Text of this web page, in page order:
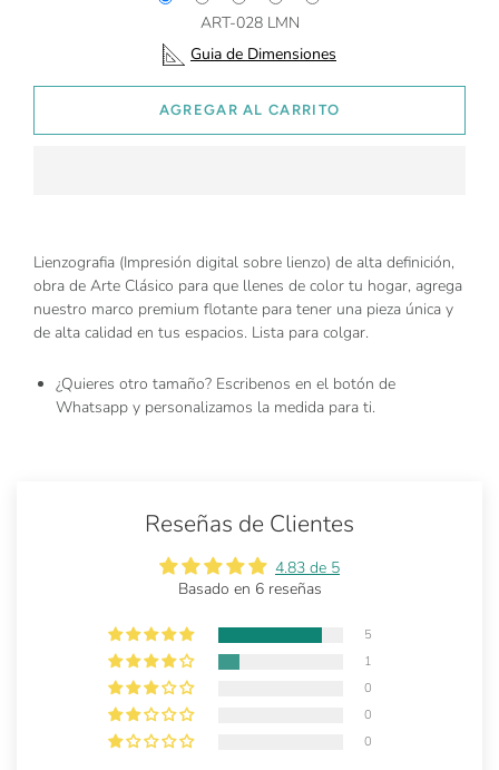
ART-028 LMN
Guia de Dimensiones
AGREGAR AL CARRITO
Lienzografia (Impresión digital sobre lienzo) de alta definición,
obra de Arte Clásico para que llenes de color tu hogar, agrega
nuestro marco premium flotante para tener una pieza única y
de alta calidad en tus espacios. Lista para colgar.
¿Quieres otro tamaño? Escribenos en el botón de
Whatsapp y personalizamos la medida para ti.
Reseñas de Clientes
4.83 de 5
Basado en 6 reseñas
5
1
0
0
0